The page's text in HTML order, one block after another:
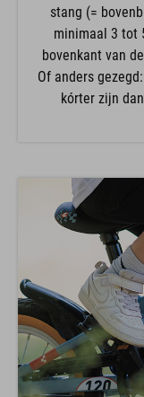
stang (=
minimaal 3 tot
bovenkant van
Of anders
kórter zijn